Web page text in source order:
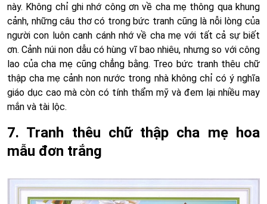
này. Không chỉ ghi nhớ công ơn về cha mẹ thông qua khung
cảnh, những câu thơ có trong bức tranh cũng là nỗi lòng của
người con luôn canh cánh nhớ về cha mẹ với tất cả sự biết
ơn. Cảnh núi non dẫu có hùng vĩ bao nhiêu, nhưng so với công
lao của cha mẹ cũng chẳng bằng. Treo bức tranh thêu chữ
thập cha mẹ cảnh non nước trong nhà không chỉ có ý nghĩa
giáo dục cao mà còn có tính thẩm mỹ và đem lại nhiều may
mắn và tài lộc.
7. Tranh thêu chữ thập cha mẹ hoa
mẫu đơn trắng